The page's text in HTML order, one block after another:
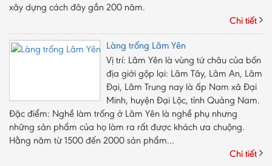
xây dựng cách đây gần 200 năm.
Chi tiết
Làng trống Lâm Yên
Vị trí: Lâm Yên là vùng tứ châu của bốn
địa giới gộp lại: Lâm Tây, Lâm An, Lâm
Ðại, Lâm Trung nay là ấp Nam xã Ðại
Minh, huyện Ðại Lộc, tỉnh Quảng Nam.
Đặc điểm: Nghề làm trống ở Lâm Yên là nghề phụ nhưng
những sản phẩm của họ làm ra rất được khách ưa chuộng.
Hằng năm từ 1500 đến 2000 sản phẩm...
Chi tiết